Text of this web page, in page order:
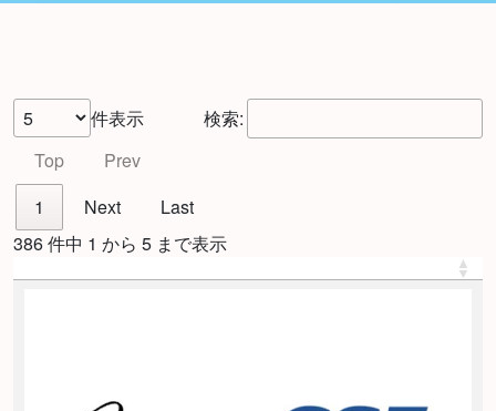
件表示
検索:
Top
Prev
1
Next
Last
386 件中 1 から 5 まで表示